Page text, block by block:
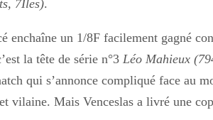
7Iles).
enchaîne un 1/8F facilement gagné
la tête de série n°3 Léo Mahieux
qui s’annonce compliqué face au
vilaine. Mais Venceslas a livré une